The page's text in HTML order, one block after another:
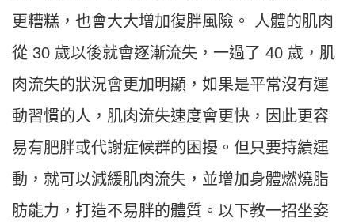
更糟糕，也會大大增加復胖風險。 人體的肌肉
從 30 歲以後就會逐漸流失，一過了 40 歲，肌
肉流失的狀況會更加明顯，如果是平常沒有運
動習慣的人，肌肉流失速度會更快，因此更容
易有肥胖或代謝症候群的困擾。但只要持續運
動，就可以減緩肌肉流失，並增加身體燃燒脂
肪能力，打造不易胖的體質。以下教一招坐姿